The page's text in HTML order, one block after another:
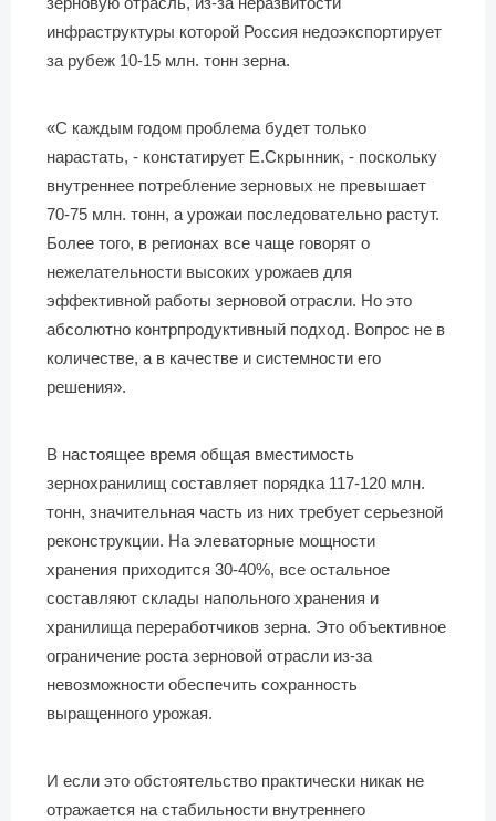
инфраструктуры которой Россия недоэкспортирует
за рубеж 10-15 млн. тонн зерна.
«С каждым годом проблема будет только
нарастать, - констатирует Е.Скрынник, - поскольку
внутреннее потребление зерновых не превышает
70-75 млн. тонн, а урожаи последовательно растут.
Более того, в регионах все чаще говорят о
нежелательности высоких урожаев для
эффективной работы зерновой отрасли. Но это
абсолютно контрпродуктивный подход. Вопрос не в
количестве, а в качестве и системности его
решения».
В настоящее время общая вместимость
зернохранилищ составляет порядка 117-120 млн.
тонн, значительная часть из них требует серьезной
реконструкции. На элеваторные мощности
хранения приходится 30-40%, все остальное
составляют склады напольного хранения и
хранилища переработчиков зерна. Это объективное
ограничение роста зерновой отрасли из-за
невозможности обеспечить сохранность
выращенного урожая.
И если это обстоятельство практически никак не
отражается на стабильности внутреннего